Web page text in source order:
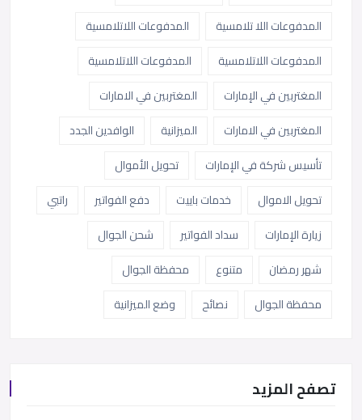
المدفوعات اللا تلامسية
المدفوعات اللاتلامسية
المدفوعات اللاتلامسية
المدفوعات اللاتلامسية
المغتربين في الإمارات
المغتربين في الامارات
المغتربين في الامارات
الميزانية
الوافدين الجدد
تأسيس شركة في الإمارات
تحويل الأموال
تحويل الاموال
خدمات باييت دفع الفواتير
راتبي
زيارة الإمارات
سداد الفواتير
شحن الجوال
شهر رمضان
متنوع
محفظة الجوال
محفظة الجوال
نصائح وضع الميزانية
تصفح المزيد